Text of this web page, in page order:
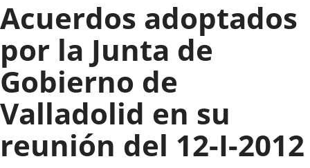
Valladolid
Acuerdos adoptados
por la Junta de
Gobierno de
Valladolid en su
reunión del 12-I-2012